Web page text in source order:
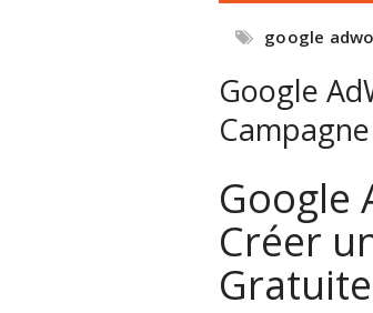
google
Google
Google
Créer